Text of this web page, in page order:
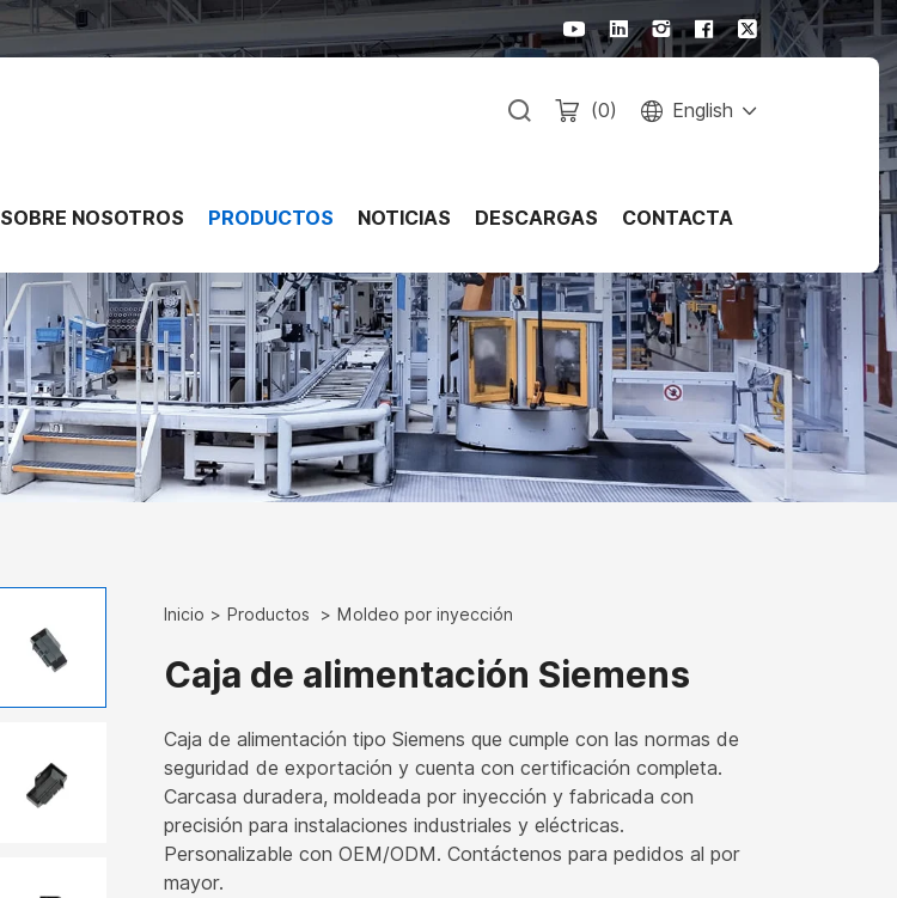
English
(0)
SOBRE NOSOTROS PRODUCTOS NOTICIAS DESCARGAS CONTACTA
Inicio Productos Moldeo por inyección
Caja de alimentación Siemens
Caja de alimentación tipo Siemens que cumple con las normas de
seguridad de exportación y cuenta con certificación completa.
Carcasa duradera, moldeada por inyección y fabricada con
precisión para instalaciones industriales y eléctricas.
Personalizable con OEM/ODM. Contáctenos para pedidos al por
mayor.